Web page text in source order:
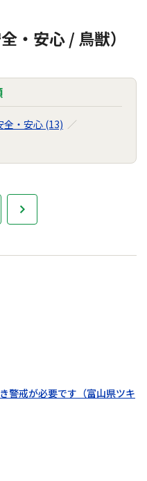
・安心 / 鳥獣）
全・安心 (13)
警戒が必要です（富山県ツキ